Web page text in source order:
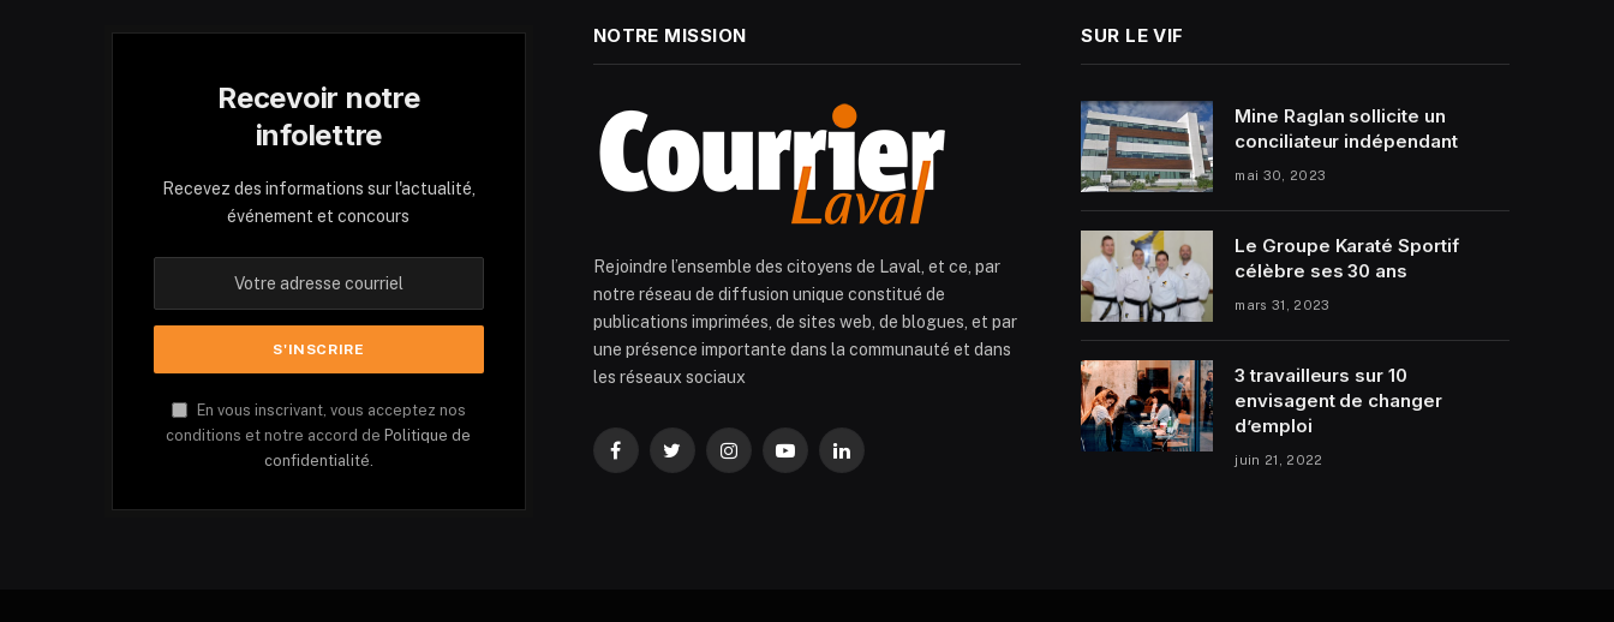
Recevoir notre
infolettre
Recevez des informations sur l'actualité,
événement et concours
En vous inscrivant, vous acceptez nos
conditions et notre accord de Politique de
confidentialité.
NOTRE MISSION
Rejoindre l’ensemble des citoyens de Laval, et ce, par
notre réseau de diffusion unique constitué de
publications imprimées, de sites web, de blogues, et par
une présence importante dans la communauté et dans
les réseaux sociaux
FacebookTwitterInstagramYouTubeLinkedIn
SUR LE VIF
Mine Raglan sollicite un
conciliateur indépendant
mai 30, 2023
Le Groupe Karaté Sportif
célèbre ses 30 ans
mars 31, 2023
3 travailleurs sur 10
envisagent de changer
d’emploi
juin 21, 2022